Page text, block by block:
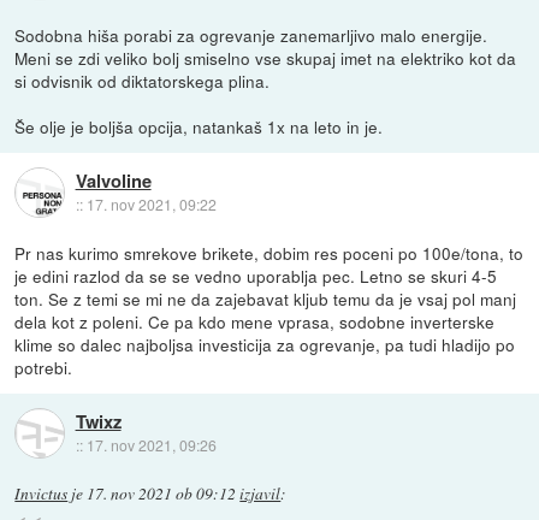
Sodobna hiša porabi za ogrevanje zanemarljivo malo energije.
Meni se zdi veliko bolj smiselno vse skupaj imet na elektriko kot da
si odvisnik od diktatorskega plina.
Še olje je boljša opcija, natankaš 1x na leto in je.
Valvoline
:: 17. nov 2021, 09:22
Pr nas kurimo smrekove brikete, dobim res poceni po 100e/tona, to
je edini razlod da se se vedno uporablja pec. Letno se skuri 4-5
ton. Se z temi se mi ne da zajebavat kljub temu da je vsaj pol manj
dela kot z poleni. Ce pa kdo mene vprasa, sodobne inverterske
klime so dalec najboljsa investicija za ogrevanje, pa tudi hladijo po
potrebi.
Twixz
:: 17. nov 2021, 09:26
Invictus je 17. nov 2021 ob 09:12 izjavil: